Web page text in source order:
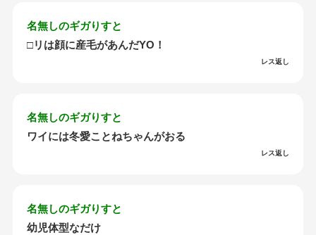
名無しのギガりすと
□リは顔に産毛があんだYO！
レス返し
名無しのギガりすと
ワイには冬愛ことねちゃんがおる
レス返し
名無しのギガりすと
幼児体型なだけ